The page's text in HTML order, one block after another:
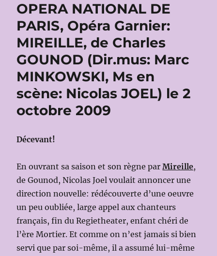
OPERA NATIONAL DE
PARIS, Opéra Garnier:
MIREILLE, de Charles
GOUNOD (Dir.mus: Marc
MINKOWSKI, Ms en
scène: Nicolas JOEL) le 2
octobre 2009
Décevant!
En ouvrant sa saison et son règne parMireille,
de Gounod, Nicolas Joel voulait annoncer une
direction nouvelle: rédécouverte d’une oeuvre
un peu oubliée, large appel aux chanteurs
français, fin du Regietheater, enfant chéri de
l’ère Mortier. Et comme on n’est jamais si bien
servi que par soi-même, il a assumé lui-même